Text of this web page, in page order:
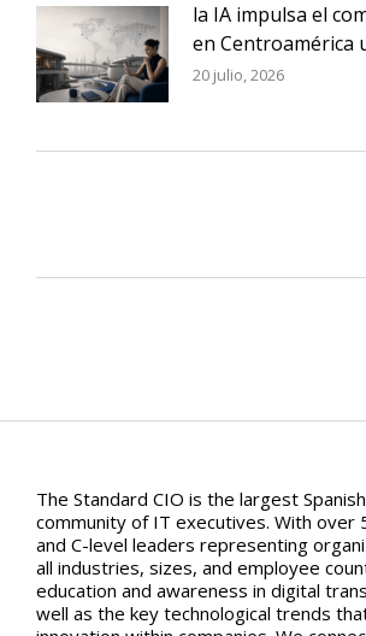
la IA impulsa el
en Centroamérica
20 julio, 2026
The Standard CIO is the largest
community of IT executives. With over
and C-level leaders representing
all industries, sizes, and employee
education and awareness in digital
well as the key technological trends